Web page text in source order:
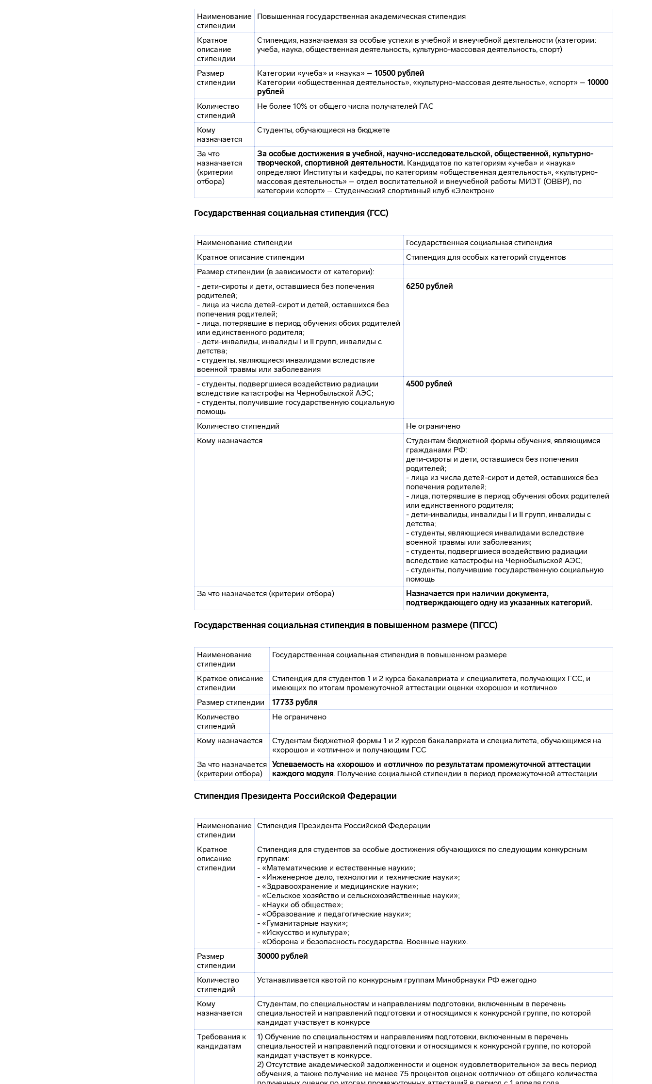
Наименование
стипендии
Повышенная государственная академическая стипендия
Кратное
описание
стипендии
Стипендия, назначаемая за особые успехи в учебной и внеучебной деятельности (категории:
учеба, наука, общественная деятельность, культурно-массовая деятельность, спорт)
Размер
стипендии
Категории «учеба» и «наука» – 10500 рублей
Категории «общественная деятельность», «культурно-массовая деятельность», «спорт» – 10000
рублей
Количество
стипендий
Не более 10% от общего числа получателей ГАС
Кому
назначается
Студенты, обучающиеся на бюджете
За что
назначается
(критерии
отбора)
За особые достижения в учебной, научно-исследовательской, общественной, культурно-
творческой, спортивной деятельности. Кандидатов по категориям «учеба» и «наука»
определяют Институты и кафедры, по категориям «общественная деятельность», «культурно-
массовая деятельность» – отдел воспитательной и внеучебной работы МИЭТ (ОВВР), по
категории «спорт» – Студенческий спортивный клуб «Электрон»
Государственная социальная стипендия (ГСС)
Наименование стипендии
Государственная социальная стипендия
Кратное описание стипендии
Стипендия для особых категорий студентов
Размер стипендии (в зависимости от категории):
- дети-сироты и дети, оставшиеся без попечения
родителей;
- лица из числа детей-сирот и детей, оставшихся без
попечения родителей;
- лица, потерявшие в период обучения обоих родителей
или единственного родителя;
- дети-инвалиды, инвалиды I и II групп, инвалиды с
детства;
- студенты, являющиеся инвалидами вследствие
военной травмы или заболевания
6250 рублей
- студенты, подвергшиеся воздействию радиации
вследствие катастрофы на Чернобыльской АЭС;
- студенты, получившие государственную социальную
помощь
4500 рублей
Количество стипендий
Не ограничено
Кому назначается
Студентам бюджетной формы обучения, являющимся
гражданами РФ:
дети-сироты и дети, оставшиеся без попечения
родителей;
- лица из числа детей-сирот и детей, оставшихся без
попечения родителей;
- лица, потерявшие в период обучения обоих родителей
или единственного родителя;
- дети-инвалиды, инвалиды I и II групп, инвалиды с
детства;
- студенты, являющиеся инвалидами вследствие
военной травмы или заболевания;
- студенты, подвергшиеся воздействию радиации
вследствие катастрофы на Чернобыльской АЭС;
- студенты, получившие государственную социальную
помощь
За что назначается (критерии отбора)
Назначается при наличии документа,
подтверждающего одну из указанных категорий.
Государственная социальная стипендия в повышенном размере (ПГСС)
Наименование
стипендии
Государственная социальная стипендия в повышенном размере
Краткое описание
стипендии
Стипендия для студентов 1 и 2 курса бакалавриата и специалитета, получающих ГСС, и
имеющих по итогам промежуточной аттестации оценки «хорошо» и «отлично»
Размер стипендии
17733 рубля
Количество
стипендий
Не ограничено
Кому назначается
Студентам бюджетной формы 1 и 2 курсов бакалавриата и специалитета, обучающимся на
«хорошо» и «отлично» и получающим ГСС
За что назначается
(критерии отбора)
Успеваемость на «хорошо» и «отлично» по результатам промежуточной аттестации
каждого модуля. Получение социальной стипендии в период промежуточной аттестации
Стипендия Президента Российской Федерации
Наименование
стипендии
Стипендия Президента Российской Федерации
Кратное
описание
стипендии
Стипендия для студентов за особые достижения обучающихся по следующим конкурсным
группам:
- «Математические и естественные науки»;
- «Инженерное дело, технологии и технические науки»;
- «Здравоохранение и медицинские науки»;
- «Сельское хозяйство и сельскохозяйственные науки»;
- «Науки об обществе»;
- «Образование и педагогические науки»;
- «Гуманитарные науки»;
- «Искусство и культура»;
- «Оборона и безопасность государства. Военные науки».
Размер
стипендии
30000 рублей
Количество
стипендий
Устанавливается квотой по конкурсным группам Минобрнауки РФ ежегодно
Кому
назначается
Студентам, по специальностям и направлениям подготовки, включенным в перечень
специальностей и направлений подготовки и относящимся к конкурсной группе, по которой
кандидат участвует в конкурсе
Требования к
кандидатам
1) Обучение по специальностям и направлениям подготовки, включенным в перечень
специальностей и направлений подготовки и относящимся к конкурсной группе, по которой
кандидат участвует в конкурсе.
2) Отсутствие академической задолженности и оценок «удовлетворительно» за весь период
обучения, а также получение не менее 75 процентов оценок «отлично» от общего количества